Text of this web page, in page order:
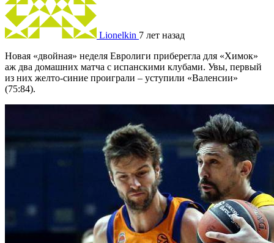
Lionelkin 7 лет назад
Новая «двойная» неделя Евролиги приберегла для «Химок»
аж два домашних матча с испанскими клубами. Увы, первый
из них желто-синие проиграли – уступили «Валенсии»
(75:84).